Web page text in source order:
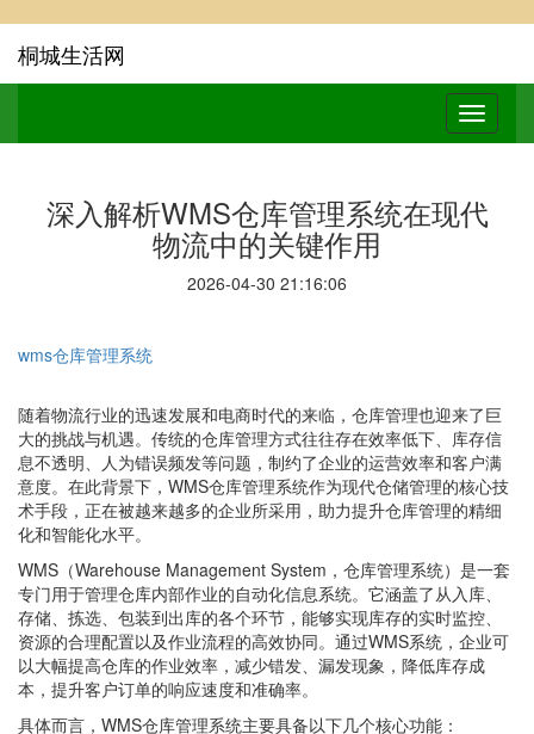
桐城生活网
深入解析WMS仓库管理系统在现代
物流中的关键作用
2026-04-30 21:16:06
wms仓库管理系统
随着物流行业的迅速发展和电商时代的来临，仓库管理也迎来了巨
大的挑战与机遇。传统的仓库管理方式往往存在效率低下、库存信
息不透明、人为错误频发等问题，制约了企业的运营效率和客户满
意度。在此背景下，WMS仓库管理系统作为现代仓储管理的核心技
术手段，正在被越来越多的企业所采用，助力提升仓库管理的精细
化和智能化水平。
WMS（Warehouse Management System，仓库管理系统）是一套
专门用于管理仓库内部作业的自动化信息系统。它涵盖了从入库、
存储、拣选、包装到出库的各个环节，能够实现库存的实时监控、
资源的合理配置以及作业流程的高效协同。通过WMS系统，企业可
以大幅提高仓库的作业效率，减少错发、漏发现象，降低库存成
本，提升客户订单的响应速度和准确率。
具体而言，WMS仓库管理系统主要具备以下几个核心功能：